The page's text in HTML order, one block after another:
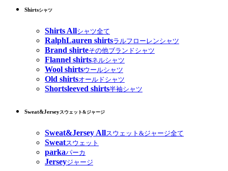
Shirtsシャツ
Shirts Allシャツ全て
RalphLauren shirtsラルフローレンシャツ
Brand shirteその他ブランドシャツ
Flannel shirtsネルシャツ
Wool shirtsウールシャツ
Old shirtsオールドシャツ
Shortsleeved shirts半袖シャツ
Sweat&Jerseyスウェット&ジャージ
Sweat&Jersey Allスウェット&ジャージ全て
Sweatスウェット
parkaパーカ
Jerseyジャージ